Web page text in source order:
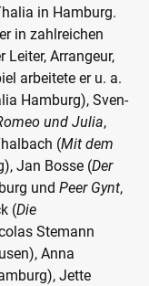
in Hamburg.
in zahlreichen
Arrangeur,
arbeitete er u. a.
Hamburg), Sven-
und Julia,
(Mit dem
Jan Bosse (Der
und Peer Gynt,
(Die
Stemann
Anna
Jette